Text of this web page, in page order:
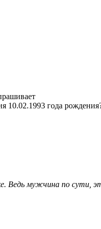
10.02.1993 года
Ведь мужчина по сути,